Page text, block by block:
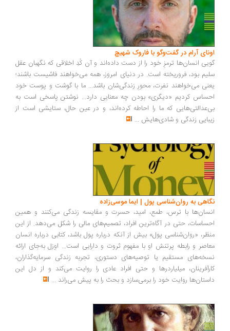
آرام در گفت‌وگو با فاروک شهیچ‭
انسان‌ها ترمزِ خود را از دست داده‌اند و آن کُدِ اخلاقی که نگهبان عقل
بود، فروریخته است. در دنیای امروز، همه می‌خواهند فاشیست باشند؛
می‌خواهند نفرت، محورِ زندگی‌شان باشد... ما با گوشت و پوست خود
کردیم «دیگری» بودن چه معنایی دارد... نوشتن پاسخی است به
که ما را احاطه کرده‌اند، و در عین حال، ستایشی است از
زندگی و شادی‌هایش...
به روان‌شناسی پول | ایما موسی‌زاده
با ترس، طمع، امید، حسرت و مقایسه زندگی می‌کنند و همین
حتی در آگاه‌ترین افراد، تصمیم‌های مالی را شکل می‌دهد. از این
«روان‌شناسی پول» بیش از آنکه درباره پول باشد، کتابی درباره انسان
و رابطه پرتنش او با مفهوم ثروت و دارایی است... اوزل به‌جای ارائه
مستقیم یا توصیه‌های دستوری، تجربه زندگی سرمایه‌گذاران،
میلیاردرها و حتی افراد عادی را روایت می‌کند و از دل این
روایت خود را برمی‌سازد و بحث را به پیش می‌راند...